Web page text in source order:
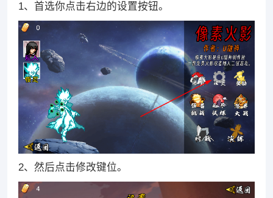
1、首选你点击右边的设置按钮。
2、然后点击修改键位。